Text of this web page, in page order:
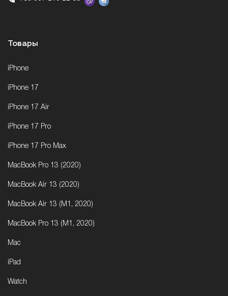
Товары
iPhone
iPhone 17
iPhone 17 Air
iPhone 17 Pro
iPhone 17 Pro Max
MacBook Pro 13 (2020)
MacBook Air 13 (2020)
MacBook Air 13 (M1, 2020)
MacBook Pro 13 (M1, 2020)
Mac
iPad
Watch